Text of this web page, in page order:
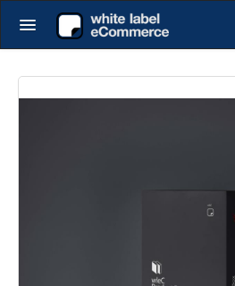
Alle events